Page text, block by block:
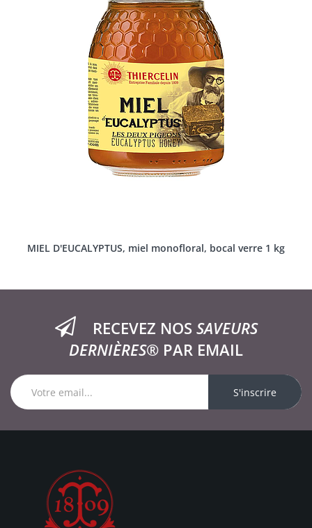
MIEL D'EUCALYPTUS, miel monofloral, bocal verre 1 kg
RECEVEZ NOS SAVEURS
DERNIÈRES® PAR EMAIL
S'inscrire